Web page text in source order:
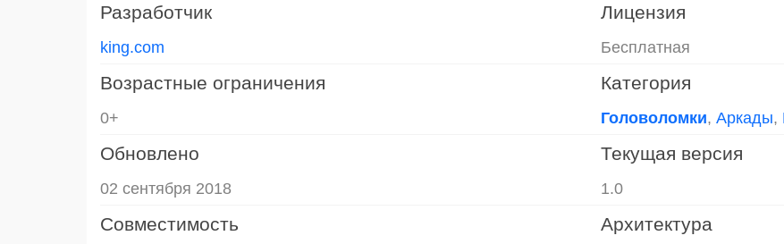
Разработчик
king.com
Лицензия
Бесплатная
Возрастные ограничения
0+
Категория
Головоломки, Аркады,
Обновлено
02 сентября 2018
Текущая версия
1.0
Совместимость Архитектура